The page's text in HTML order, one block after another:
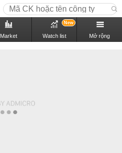
Market Watch list
New
Mở rộng